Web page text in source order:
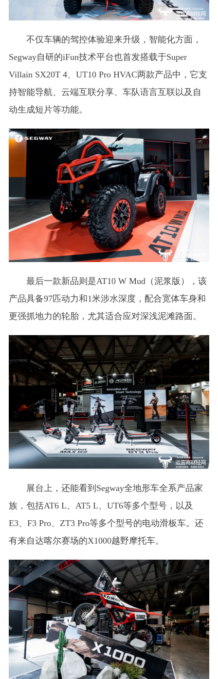
不仅车辆的驾控体验迎来升级，智能化方面，
Segway自研的iFun技术平台也首发搭载于Super
Villain SX20T 4、UT10 Pro HVAC两款产品中，它支
持智能导航、云端互联分享、车队语言互联以及自
动生成短片等功能。
最后一款新品则是AT10 W Mud（泥浆版），该
产品具备97匹动力和1米涉水深度，配合宽体车身和
更强抓地力的轮胎，尤其适合应对深浅泥滩路面。
展台上，还能看到Segway全地形车全系产品家
族，包括AT6 L、AT5 L、UT6等多个型号，以及
E3、F3 Pro、ZT3 Pro等多个型号的电动滑板车。还
有来自达喀尔赛场的X1000越野摩托车。